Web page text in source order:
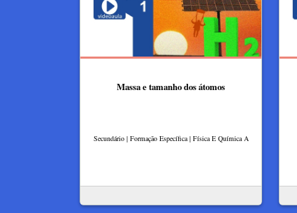
Massa e tamanho dos átomos
Secundário | Formação Específica | Física E Química A